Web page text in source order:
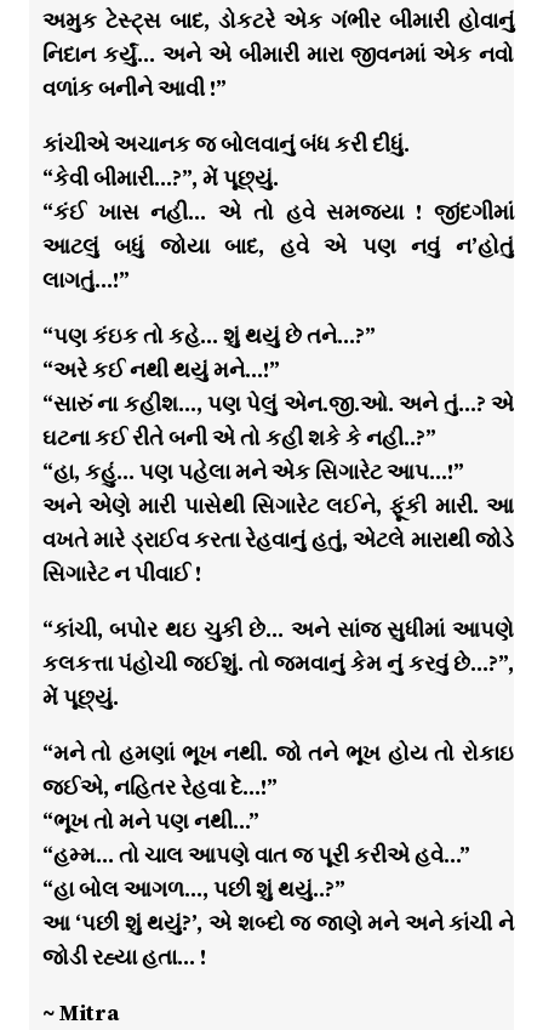
અમુક ટેસ્ટ્સ બાદ, ડોકટરે એક ગંભીર બીમારી હોવાનું
નિદાન કર્યું… અને એ બીમારી મારા જીવનમાં એક નવો
વળાંક બનીને આવી !”
કાંચીએ અચાનક જ બોલવાનું બંધ કરી દીધું.
“કેવી બીમારી…?”, મેં પૂછ્યું.
“કંઈ ખાસ નહી… એ તો હવે સમજ્યા ! જીંદગીમાં
આટલું બધું જોયા બાદ, હવે એ પણ નવું ન’હોતું
લાગતું…!”
“પણ કંઇક તો કહે… શું થયું છે તને…?”
“અરે કઈ નથી થયું મને…!”
“સારું ના કહીશ…, પણ પેલું એન.જી.ઓ. અને તું…? એ
ઘટના કઈ રીતે બની એ તો કહી શકે કે નહી..?”
“હા, કહું… પણ પહેલા મને એક સિગારેટ આપ…!”
અને એણે મારી પાસેથી સિગારેટ લઈને, ફૂંકી મારી. આ
વખતે મારે ડ્રાઈવ કરતા રેહવાનું હતું, એટલે મારાથી જોડે
સિગારેટ ન પીવાઈ !
“કાંચી, બપોર થઇ ચુકી છે… અને સાંજ સુધીમાં આપણે
કલકત્તા પંહોચી જઈશું. તો જમવાનું કેમ નું કરવું છે…?”,
મેં પૂછ્યું.
“મને તો હમણાં ભૂખ નથી. જો તને ભૂખ હોય તો રોકાઇ
જઈએ, નહિતર રેહવા દે…!”
“ભૂખ તો મને પણ નથી…”
“હમ્મ… તો ચાલ આપણે વાત જ પૂરી કરીએ હવે…”
“હા બોલ આગળ…, પછી શું થયું..?”
આ ‘પછી શું થયું?’, એ શબ્દો જ જાણે મને અને કાંચી ને
જોડી રહ્યા હતા… !
~ Mitra